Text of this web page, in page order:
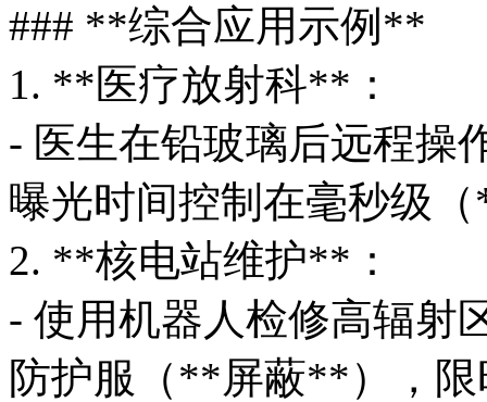
### **综合应用示例**
1. **医疗放射科**：
- 医生在铅玻璃后远程
曝光时间控制在毫秒级
2. **核电站维护**：
- 使用机器人检修高辐
防护服（**屏蔽**），